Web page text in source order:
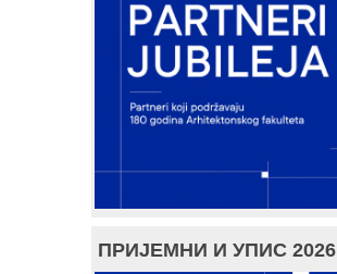
ПРИЈЕМНИ И УПИС 2026